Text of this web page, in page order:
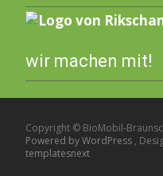
wir machen mit!
Copyright © BioMobil-
Powered by WordPress ,
templatesnext